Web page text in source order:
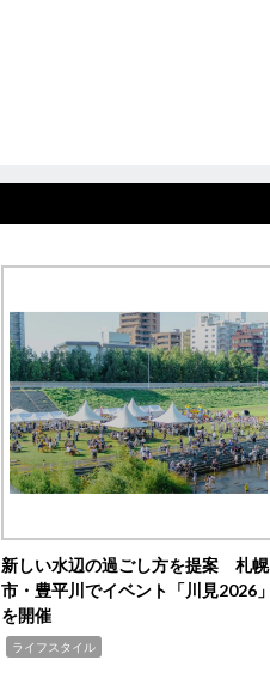
新しい水辺の過ごし方を提案 札幌
市・豊平川でイベント「川見2026」
を開催
ライフスタイル